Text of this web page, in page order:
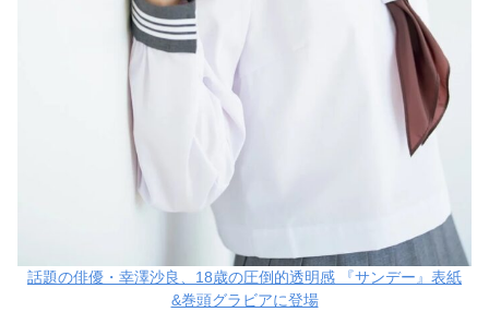
話題の俳優・幸澤沙良、18歳の圧倒的透明感 『サンデー』表紙
&巻頭グラビアに登場